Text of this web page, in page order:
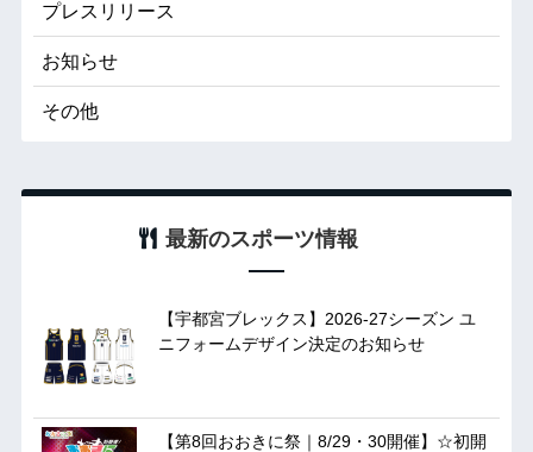
プレスリリース
お知らせ
その他
最新のスポーツ情報
【宇都宮ブレックス】2026-27シーズン ユ
ニフォームデザイン決定のお知らせ
【第8回おおきに祭｜8/29・30開催】☆初開